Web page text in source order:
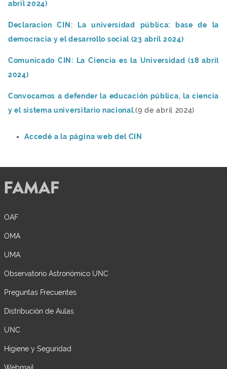
abril 2024)
Declaracion CIN: La universidad pública: base de la
democracia y el desarrollo social (23 abril 2024)
Comunicado CIN: La Ciencia es la Universidad (18 abril
2024)
Convocamos a defender la educación pública, la ciencia
y el sistema universitario nacional.(9 de abril 2024)
Accedé a la página web del CIN
OAF
OMA
UMA
Observatorio Astronómico UNC
Preguntas Frecuentes
Distribución de Aulas
UNC
Higiene y Seguridad